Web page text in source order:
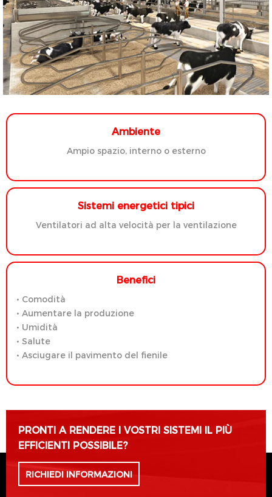
Ambiente
Ampio spazio, interno o esterno
Sistemi energetici tipici
Ventilatori ad alta velocità per la ventilazione
Benefici
• Comodità
• Aumentare la produzione
• Umidità
• Salute
• Asciugare il pavimento del fienile
PRONTI A RENDERE I VOSTRI SISTEMI IL PIÙ
EFFICIENTI POSSIBILE?
RICHIEDI INFORMAZIONI